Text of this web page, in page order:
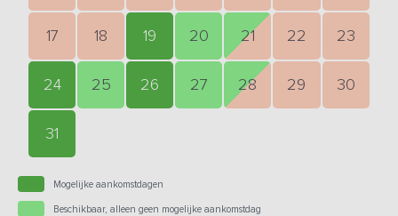
17 18 19 20 21 22 23
24 25 26 27 28 29 30
31
Mogelijke aankomstdagen
Beschikbaar, alleen geen mogelijke aankomstdag